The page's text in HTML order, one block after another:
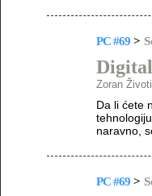
PC #69 >
Zoran
Da li ćete
naravno,
PC #69 >